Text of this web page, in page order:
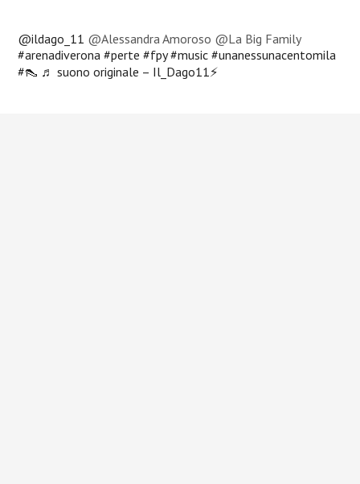
@ildago_11 @Alessandra Amoroso @La Big Family
#arenadiverona #perte #fpy #music #unanessunacentomila
#👠 ♬ suono originale – Il_Dago11⚡️